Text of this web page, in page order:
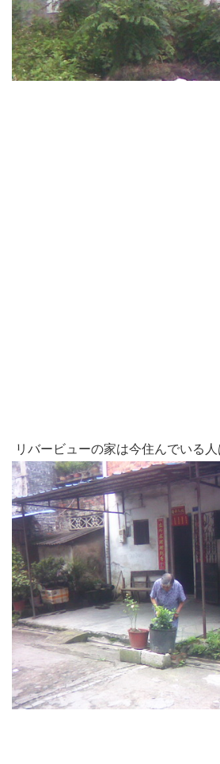
リバービューの家は今住んでいる人